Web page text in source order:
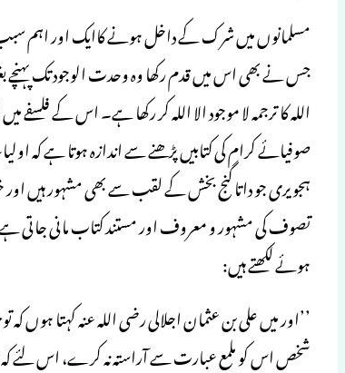
مسلمانوں میں شرک کے داخل ہونے کاایک اور اہم
جس نے بھی اس میں قدم رکھا وہ وحدت الوجود تک پہنچے
اللہ کا ترجمہ لا موجود الا اللہ کر رکھا ہے۔ اس
صوفیائے کرام کی کتابیں پڑھنے سے اندازہ ہوتا ہے کہ
ہجویری جو داتا گنج بخش کے لقب سے بھی مشہور ہیں
تصوف کی مشہور و معروف اور مستند کتاب مانی جاتی
ہوئے لکھتے ہیں:
’’اور میں علی بن عثمان اجلالی رضی اللہ عنہ کہتا
شخص اس کو ملمع عبارت سے آراستہ نہ کرے، اس لئے کہ